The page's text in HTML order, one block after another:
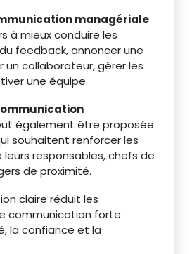
managériale
à mieux conduire les
feedback, annoncer une
un collaborateur, gérer les
une équipe.
également être proposée
souhaitent renforcer les
responsables, chefs de
de proximité.
claire réduit les
communication forte
la confiance et la